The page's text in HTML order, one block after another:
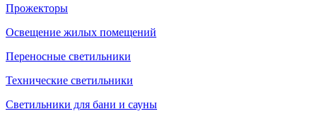
Прожекторы
Освещение жилых помещений
Переносные светильники
Технические светильники
Светильники для бани и сауны